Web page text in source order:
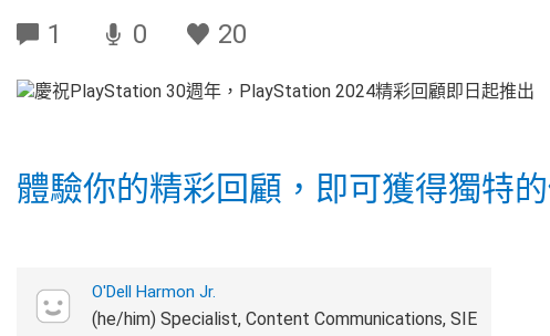
1 0 20
體驗你的精彩回顧，即可獲得獨特
O'Dell Harmon Jr.
(he/him) Specialist, Content Communications, SIE